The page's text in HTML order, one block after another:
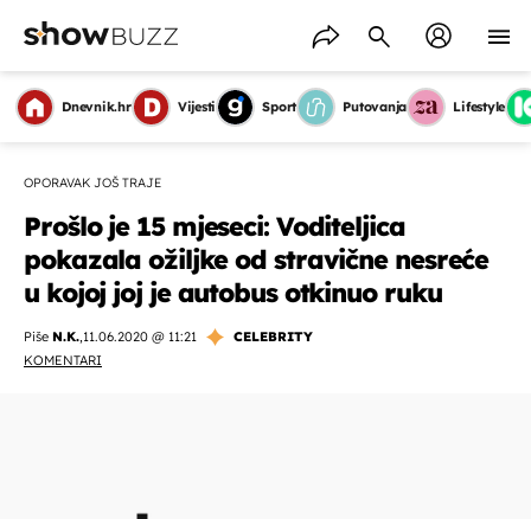
Dnevnik.hr Vijesti Sport Putovanja Lifestyle
OPORAVAK JOŠ TRAJE
Prošlo je 15 mjeseci: Voditeljica
pokazala ožiljke od stravične nesreće
u kojoj joj je autobus otkinuo ruku
Piše N.K.,11.06.2020 @ 11:21
CELEBRITY
KOMENTARI